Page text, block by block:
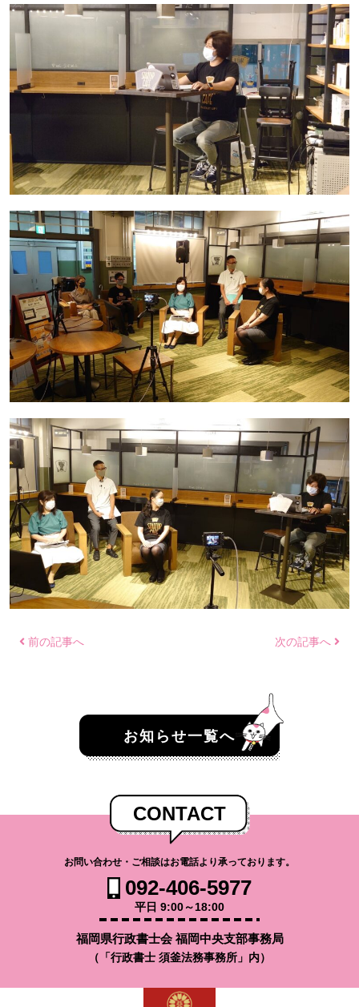
前の記事へ 次の記事へ
お知らせ一覧へ
CONTACT
お問い合わせ・ご相談はお電話より承っております。
092-406-5977
平日 9:00～18:00
福岡県行政書士会 福岡中央支部事務局
（「行政書士 須釜法務事務所」内）